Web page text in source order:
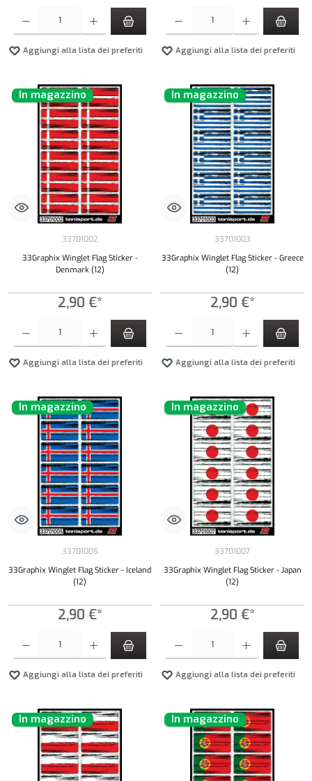
Aggiungi alla lista dei preferiti Aggiungi alla lista dei preferiti
In magazzino
33701002
33Graphix Winglet Flag Sticker -
Denmark (12)
2,90 €*
Aggiungi alla lista dei preferiti
In magazzino
33701003
33Graphix Winglet Flag Sticker - Greece
(12)
2,90 €*
Aggiungi alla lista dei preferiti
In magazzino
33701005
33Graphix Winglet Flag Sticker - Iceland
(12)
2,90 €*
Aggiungi alla lista dei preferiti
In magazzino
33701007
33Graphix Winglet Flag Sticker - Japan
(12)
2,90 €*
Aggiungi alla lista dei preferiti
In magazzino In magazzino